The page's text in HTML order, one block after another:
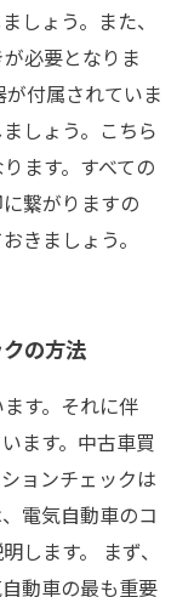
しょう。また、
必要となりま
付属されていま
しょう。こちら
ます。すべての
繋がりますの
きましょう。
の方法
す。それに伴
ます。中古車買
ョンチェックは
電気自動車のコ
します。 まず、
動車の最も重要